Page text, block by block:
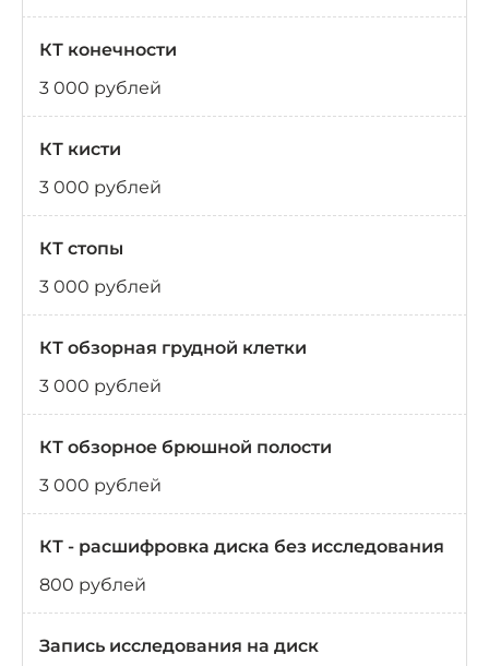
КТ конечности
3 000 рублей
КТ кисти
3 000 рублей
КТ стопы
3 000 рублей
КТ обзорная грудной клетки
3 000 рублей
КТ обзорное брюшной полости
3 000 рублей
КТ - расшифровка диска без исследования
800 рублей
Запись исследования на диск